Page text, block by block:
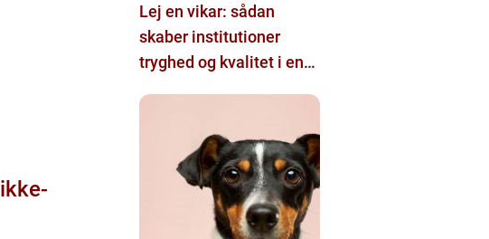
Lej en vikar: sådan
skaber institutioner
tryghed og kvalitet i en